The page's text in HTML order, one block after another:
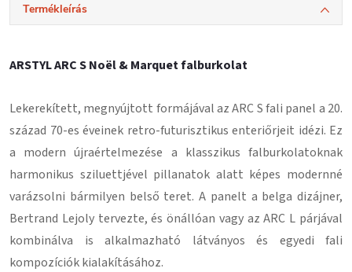
Termékleírás
ARSTYL ARC S Noël & Marquet falburkolat
Lekerekített, megnyújtott formájával az ARC S fali panel a 20.
század 70-es éveinek retro-futurisztikus enteriőrjeit idézi. Ez
a modern újraértelmezése a klasszikus falburkolatoknak
harmonikus sziluettjével pillanatok alatt képes modernné
varázsolni bármilyen belső teret. A panelt a belga dizájner,
Bertrand Lejoly tervezte, és önállóan vagy az ARC L párjával
kombinálva is alkalmazható látványos és egyedi fali
kompozíciók kialakításához.